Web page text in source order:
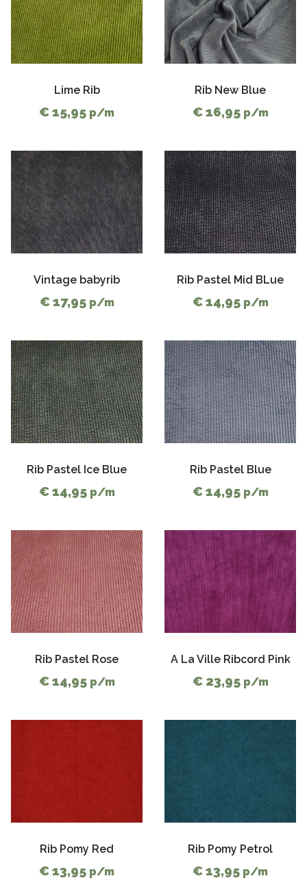
Lime Rib
€ 15,95 p/m
Rib New Blue
€ 16,95 p/m
Vintage babyrib
€ 17,95 p/m
Rib Pastel Mid BLue
€ 14,95 p/m
Rib Pastel Ice Blue
€ 14,95 p/m
Rib Pastel Blue
€ 14,95 p/m
Rib Pastel Rose
€ 14,95 p/m
A La Ville Ribcord Pink
€ 23,95 p/m
Rib Pomy Red
€ 13,95 p/m
Rib Pomy Petrol
€ 13,95 p/m